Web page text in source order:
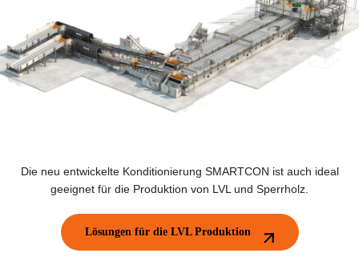
Die neu entwickelte Konditionierung SMARTCON ist auch ideal
geeignet für die Produktion von LVL und Sperrholz.
Lösungen für die LVL Produktion